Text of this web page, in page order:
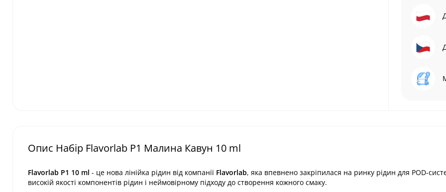
Опис Набір Flavorlab P1 Малина Кавун 10 ml
Flavorlab P1 10 ml - це нова лінійка рідин від компанії Flavorlab, яка впевнено закріпилася на ринку рідин для POD-
високій якості компонентів рідин і неймовірному підходу до створення кожного смаку.